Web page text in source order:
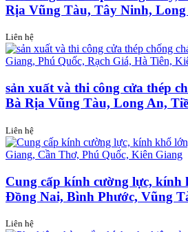
Rịa Vũng Tàu, Tây Ninh,
Liên hệ
sản xuất và thi công cửa thép
Bà Rịa Vũng Tàu, Long An,
Liên hệ
Cung cấp kính cường lực,
Đồng Nai, Bình Phước, Vũng
Liên hệ